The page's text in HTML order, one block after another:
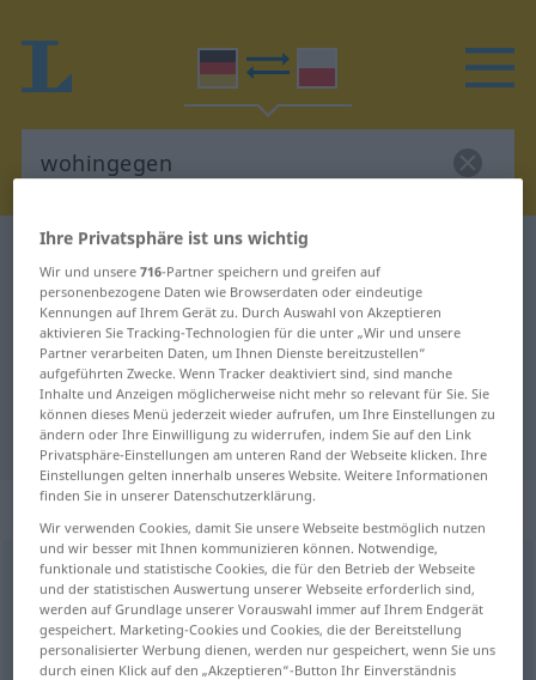
Deutsch-Polnisch Wörterbuch
Deutsch-Polnisch Übersetzung für
"wohingegen"
"wohingegen" Polnisch
Übersetzung
„wohingegen“
wohingegen < konj>
Übersicht aller Übersetzungen
(Für mehr Details die Übersetzung anklicken/antippen)
Ihre Privatsphäre ist uns wichtig
Wir und unsere716-Partner speichern und greifen auf
personenbezogene Daten wie Browserdaten oder eindeutige
Kennungen auf Ihrem Gerät zu. Durch Auswahl von Akzeptieren
aktivieren Sie Tracking-Technologien für die unter „Wir und unsere
Partner verarbeiten Daten, um Ihnen Dienste bereitzustellen“
aufgeführten Zwecke. Wenn Tracker deaktiviert sind, sind manche
Inhalte und Anzeigen möglicherweise nicht mehr so relevant für Sie. Sie
können dieses Menü jederzeit wieder aufrufen, um Ihre Einstellungen zu
ändern oder Ihre Einwilligung zu widerrufen, indem Sie auf den Link
Privatsphäre-Einstellungen am unteren Rand der Webseite klicken. Ihre
Einstellungen gelten innerhalb unseres Website. Weitere Informationen
finden Sie in unserer Datenschutzerklärung.
Wir verwenden Cookies, damit Sie unsere Webseite bestmöglich nutzen
und wir besser mit Ihnen kommunizieren können. Notwendige,
funktionale und statistische Cookies, die für den Betrieb der Webseite
und der statistischen Auswertung unserer Webseite erforderlich sind,
werden auf Grundlage unserer Vorauswahl immer auf Ihrem Endgerät
gespeichert. Marketing-Cookies und Cookies, die der Bereitstellung
personalisierter Werbung dienen, werden nur gespeichert, wenn Sie uns
durch einen Klick auf den „Akzeptieren“-Button Ihr Einverständnis